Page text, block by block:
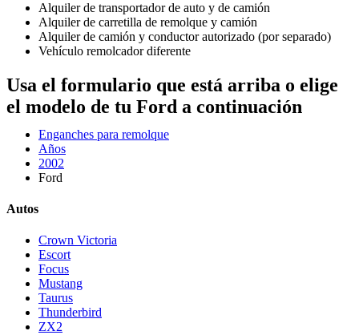
Alquiler de transportador de auto y de camión
Alquiler de carretilla de remolque y camión
Alquiler de camión y conductor autorizado (por separado)
Vehículo remolcador diferente
Usa el formulario que está arriba o elige
el modelo de tu Ford a continuación
Enganches para remolque
Años
2002
Ford
Autos
Crown Victoria
Escort
Focus
Mustang
Taurus
Thunderbird
ZX2